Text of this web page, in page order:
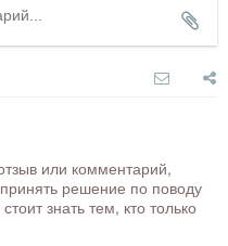
или комментарий,
решение по поводу
знать тем, кто только